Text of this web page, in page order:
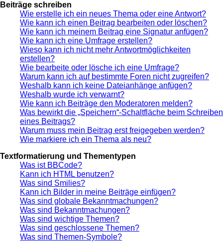
Beiträge schreiben
Wie erstelle ich ein neues Thema oder eine Antwort?
Wie kann ich einen Beitrag bearbeiten oder löschen?
Wie kann ich meinem Beitrag eine Signatur anfügen?
Wie kann ich eine Umfrage erstellen?
Wieso kann ich nicht mehr Antwortmöglichkeiten
erstellen?
Wie bearbeite oder lösche ich eine Umfrage?
Warum kann ich auf bestimmte Foren nicht zugreifen?
Weshalb kann ich keine Dateianhänge anfügen?
Weshalb wurde ich verwarnt?
Wie kann ich Beiträge den Moderatoren melden?
Was bewirkt die „Speichern“-Schaltfläche beim Schreiben
eines Beitrags?
Warum muss mein Beitrag erst freigegeben werden?
Wie markiere ich ein Thema als neu?
Textformatierung und Thementypen
Was ist BBCode?
Kann ich HTML benutzen?
Was sind Smilies?
Kann ich Bilder in meine Beiträge einfügen?
Was sind globale Bekanntmachungen?
Was sind Bekanntmachungen?
Was sind wichtige Themen?
Was sind geschlossene Themen?
Was sind Themen-Symbole?